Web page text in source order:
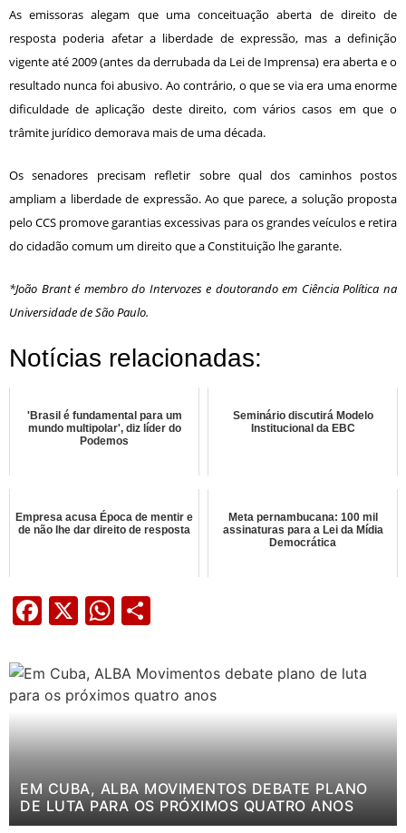
As emissoras alegam que uma conceituação aberta de direito de
resposta poderia afetar a liberdade de expressão, mas a definição
vigente até 2009 (antes da derrubada da Lei de Imprensa) era aberta e o
resultado nunca foi abusivo. Ao contrário, o que se via era uma enorme
dificuldade de aplicação deste direito, com vários casos em que o
trâmite jurídico demorava mais de uma década.
Os senadores precisam refletir sobre qual dos caminhos postos
ampliam a liberdade de expressão. Ao que parece, a solução proposta
pelo CCS promove garantias excessivas para os grandes veículos e retira
do cidadão comum um direito que a Constituição lhe garante.
*João Brant é membro do Intervozes e doutorando em Ciência Política na
Universidade de São Paulo.
Notícias relacionadas:
'Brasil é fundamental para um
mundo multipolar', diz líder do
Podemos
Seminário discutirá Modelo
Institucional da EBC
Empresa acusa Época de mentir e
de não lhe dar direito de resposta
Meta pernambucana: 100 mil
assinaturas para a Lei da Mídia
Democrática
Facebook
X WhatsApp
EM CUBA, ALBA MOVIMENTOS DEBATE PLANO
DE LUTA PARA OS PRÓXIMOS QUATRO ANOS